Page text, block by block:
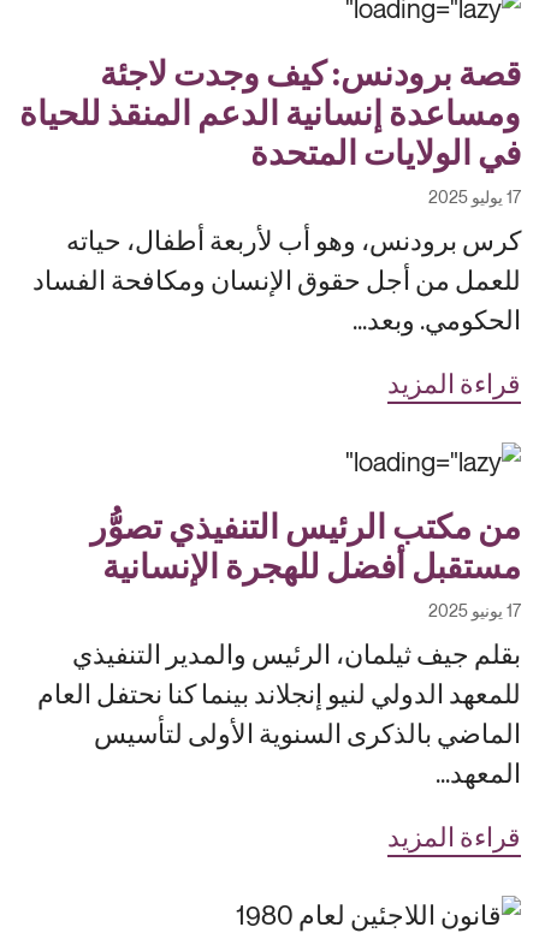
قصة برودنس: كيف وجدت لاجئة
ومساعدة إنسانية الدعم المنقذ للحياة
في الولايات المتحدة
17 يوليو 2025
كرس برودنس، وهو أب لأربعة أطفال، حياته
للعمل من أجل حقوق الإنسان ومكافحة الفساد
الحكومي. وبعد...
قراءة المزيد
من مكتب الرئيس التنفيذي تصوُّر
مستقبل أفضل للهجرة الإنسانية
17 يونيو 2025
بقلم جيف ثيلمان، الرئيس والمدير التنفيذي
للمعهد الدولي لنيو إنجلاند بينما كنا نحتفل العام
الماضي بالذكرى السنوية الأولى لتأسيس
المعهد...
قراءة المزيد